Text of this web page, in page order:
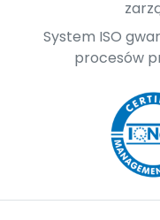
System ISO
procesów